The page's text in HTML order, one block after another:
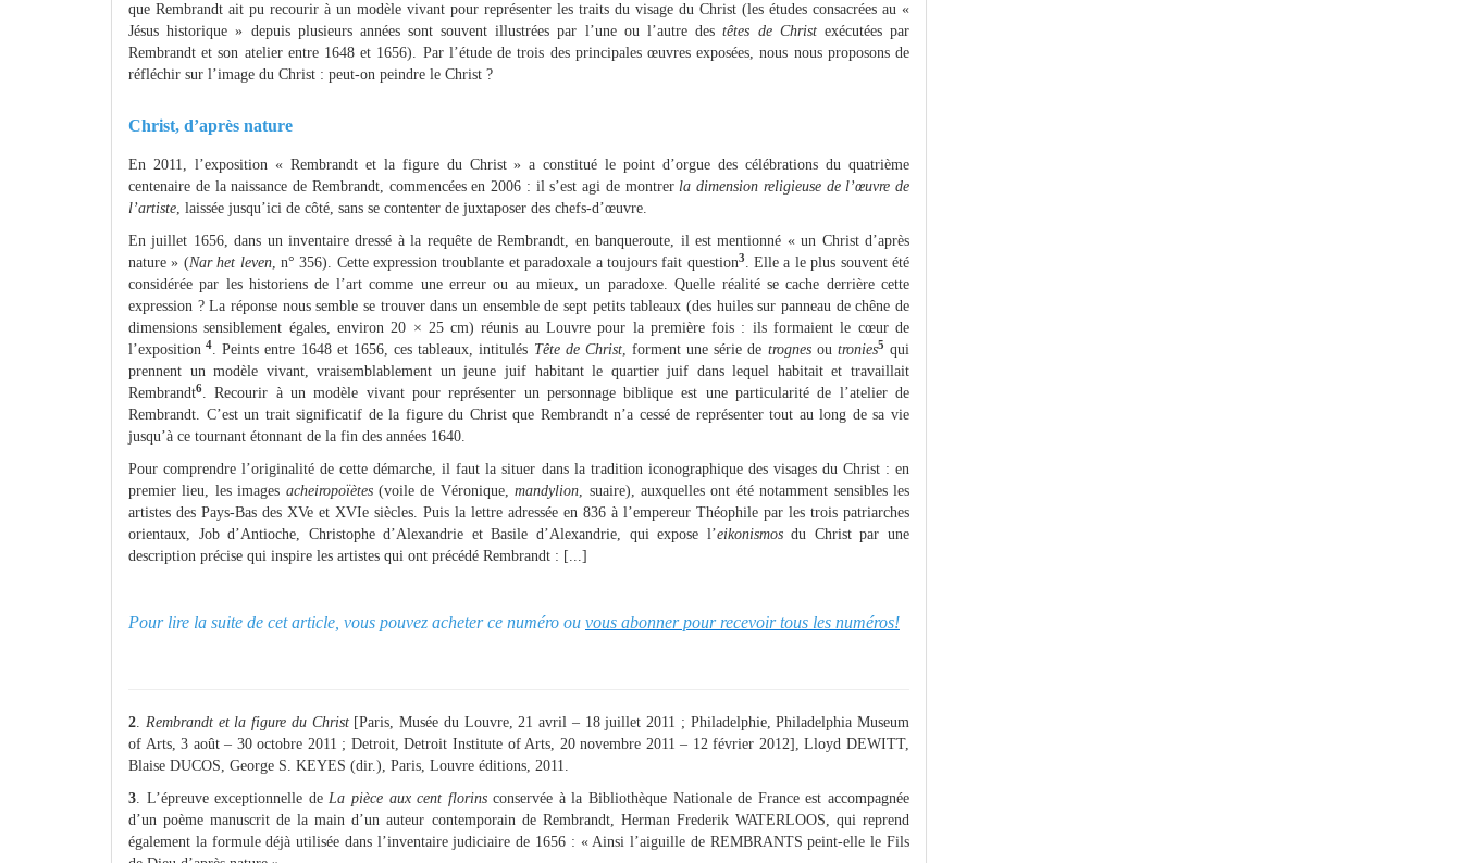
que Rembrandt ait pu recourir à un modèle vivant pour représenter les traits du visage du Christ (les études consacrées au «
Jésus historique » depuis plusieurs années sont souvent illustrées par l’une ou l’autre destêtes de Christ exécutées par
Rembrandt et son atelier entre 1648 et 1656). Par l’étude de trois des principales œuvres exposées, nous nous proposons de
réfléchir sur l’image du Christ : peut-on peindre le Christ ?
Christ, d’après nature
En 2011, l’exposition « Rembrandt et la figure du Christ » a constitué le point d’orgue des célébrations du quatrième
centenaire de la naissance de Rembrandt, commencées en 2006 : il s’est agi de montrerla dimension religieuse de l’œuvre de
l’artiste, laissée jusqu’ici de côté, sans se contenter de juxtaposer des chefs-d’œuvre.
En juillet 1656, dans un inventaire dressé à la requête de Rembrandt, en banqueroute, il est mentionné « un Christ d’après
nature » (Nar het leven, n° 356). Cette expression troublante et paradoxale a toujours fait question3. Elle a le plus souvent été
considérée par les historiens de l’art comme une erreur ou au mieux, un paradoxe. Quelle réalité se cache derrière cette
expression ? La réponse nous semble se trouver dans un ensemble de sept petits tableaux (des huiles sur panneau de chêne de
dimensions sensiblement égales, environ 20 × 25 cm) réunis au Louvre pour la première fois : ils formaient le cœur de
l’exposition 4. Peints entre 1648 et 1656, ces tableaux, intitulés Tête de Christ, forment une série de trognes ou tronies5 qui
prennent un modèle vivant, vraisemblablement un jeune juif habitant le quartier juif dans lequel habitait et travaillait
Rembrandt6. Recourir à un modèle vivant pour représenter un personnage biblique est une particularité de l’atelier de
Rembrandt. C’est un trait significatif de la figure du Christ que Rembrandt n’a cessé de représenter tout au long de sa vie
jusqu’à ce tournant étonnant de la fin des années 1640.
Pour comprendre l’originalité de cette démarche, il faut la situer dans la tradition iconographique des visages du Christ : en
premier lieu, les images acheiropoïètes(voile de Véronique,mandylion, suaire), auxquelles ont été notamment sensibles les
artistes des Pays-Bas des XVe et XVIe siècles. Puis la lettre adressée en 836 à l’empereur Théophile par les trois patriarches
orientaux, Job d’Antioche, Christophe d’Alexandrie et Basile d’Alexandrie, qui expose l’eikonismosdu Christ par une
description précise qui inspire les artistes qui ont précédé Rembrandt : [...]
Pour lire la suite de cet article, vous pouvez acheter ce numéro ou vous abonner pour recevoir tous les numéros!
2. Rembrandt et la figure du Christ [Paris, Musée du Louvre, 21 avril – 18 juillet 2011 ; Philadelphie, Philadelphia Museum
of Arts, 3 août – 30 octobre 2011 ; Detroit, Detroit Institute of Arts, 20 novembre 2011 – 12 février 2012], Lloyd DEWITT,
Blaise DUCOS, George S. KEYES (dir.), Paris, Louvre éditions, 2011.
3. L’épreuve exceptionnelle deLa pièce aux cent florinsconservée à la Bibliothèque Nationale de France est accompagnée
d’un poème manuscrit de la main d’un auteur contemporain de Rembrandt, Herman Frederik WATERLOOS, qui reprend
également la formule déjà utilisée dans l’inventaire judiciaire de 1656 : « Ainsi l’aiguille de REMBRANTS peint-elle le Fils